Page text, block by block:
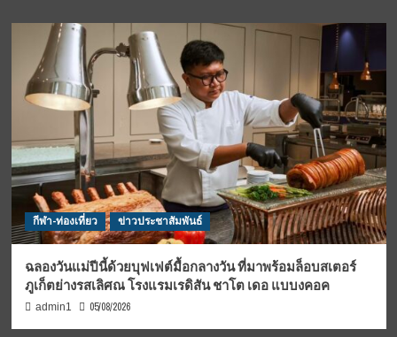
กีฬา-ท่องเที่ยว ข่าวประชาสัมพันธ์
ฉลองวันแม่ปีนี้ด้วยบุฟเฟต์มื้อกลางวัน ที่มาพร้อมล็อบสเตอร์
ภูเก็ตย่างรสเลิศณ โรงแรมเรดิสัน ชาโต เดอ แบบงคอค
admin1 05/08/2026